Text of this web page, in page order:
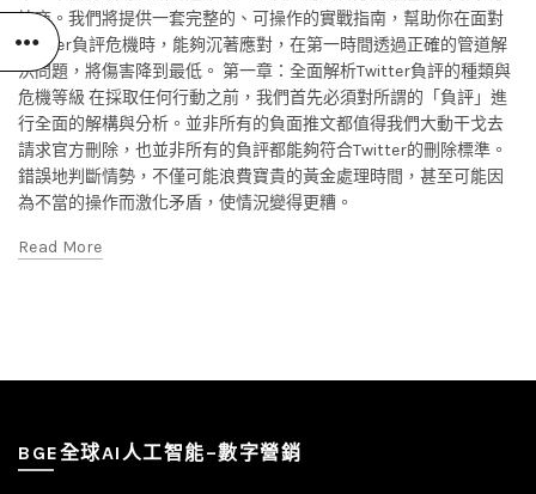
協商。我們將提供一套完整的、可操作的實戰指南，幫助你在面對
Twitter負評危機時，能夠沉著應對，在第一時間透過正確的管道解
決問題，將傷害降到最低。 第一章：全面解析Twitter負評的種類與
危機等級 在採取任何行動之前，我們首先必須對所謂的「負評」進
行全面的解構與分析。並非所有的負面推文都值得我們大動干戈去
請求官方刪除，也並非所有的負評都能夠符合Twitter的刪除標準。
錯誤地判斷情勢，不僅可能浪費寶貴的黃金處理時間，甚至可能因
為不當的操作而激化矛盾，使情況變得更糟。
Read More
BGE全球AI人工智能–數字營銷